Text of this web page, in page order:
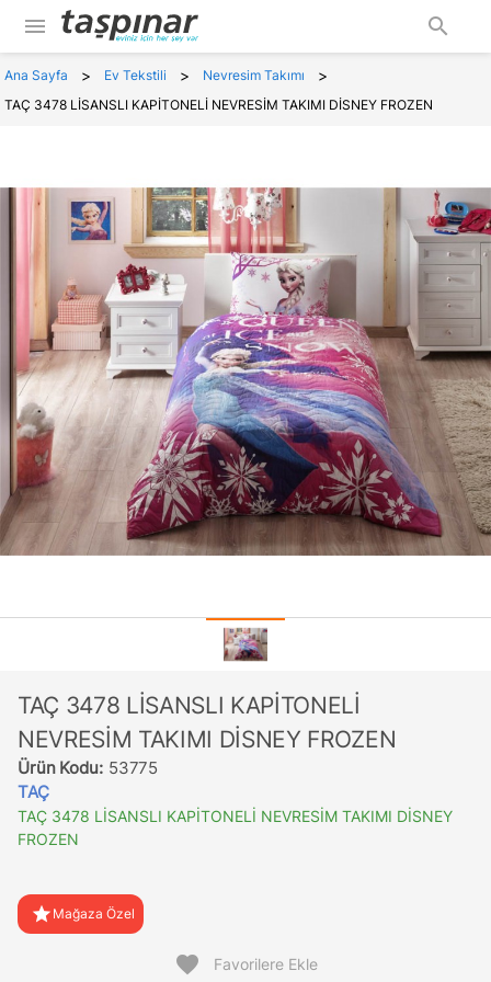
menu search
Ana Sayfa > Ev Tekstili > Nevresim Takımı >
TAÇ 3478 LİSANSLI KAPİTONELİ NEVRESİM TAKIMI DİSNEY FROZEN
TAÇ 3478 LİSANSLI KAPİTONELİ
NEVRESİM TAKIMI DİSNEY FROZEN
Ürün Kodu: 53775
TAÇ
TAÇ 3478 LİSANSLI KAPİTONELİ NEVRESİM TAKIMI DİSNEY
FROZEN
star Mağaza Özel
favorite Favorilere Ekle